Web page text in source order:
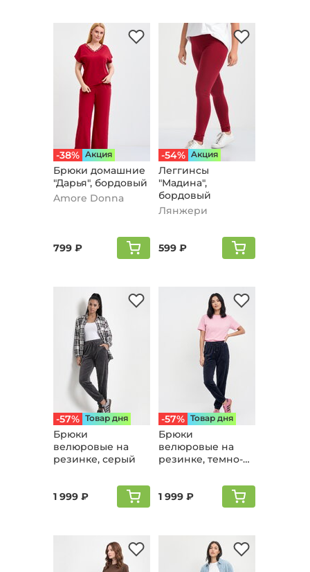
-38% Aкция
Брюки домашние
"Дарья", бордовый
Amore Donna
799 ₽
-54% Aкция
Леггинсы
"Мадина",
бордовый
Лянжери
599 ₽
-57% Товар дня
Брюки
велюpовые на
резинке, серый
1 999 ₽
-57% Товар дня
Брюки
велюpовые на
резинке, темно-
1 999 ₽